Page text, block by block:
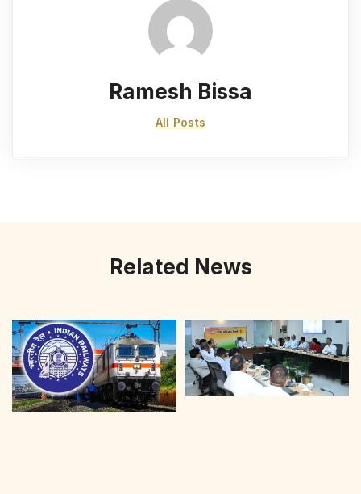
Ramesh Bissa
All Posts
Related News